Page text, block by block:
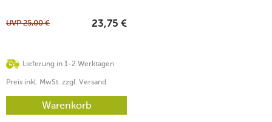
Lieferung in 1-2 Werktagen
UVP25,00 € 23,75 €
Preis inkl. MwSt. zzgl. Versand
Warenkorb